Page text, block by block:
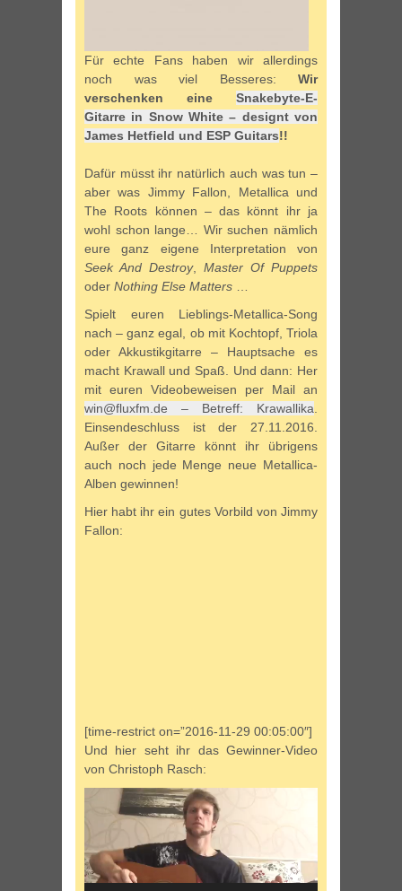
Für echte Fans haben wir allerdings
noch was viel Besseres: Wir
verschenken eine Snakebyte-E-
Gitarre in Snow White – designt von
James Hetfield und ESP Guitars!!
Dafür müsst ihr natürlich auch was tun –
aber was Jimmy Fallon, Metallica und
The Roots können – das könnt ihr ja
wohl schon lange… Wir suchen nämlich
eure ganz eigene Interpretation von
Seek And Destroy, Master Of Puppets
oder Nothing Else Matters …
Spielt euren Lieblings-Metallica-Song
nach – ganz egal, ob mit Kochtopf, Triola
oder Akkustikgitarre – Hauptsache es
macht Krawall und Spaß. Und dann: Her
mit euren Videobeweisen per Mail an
win@fluxfm.de – Betreff: Krawallika.
Einsendeschluss ist der 27.11.2016.
Außer der Gitarre könnt ihr übrigens
auch noch jede Menge neue Metallica-
Alben gewinnen!
Hier habt ihr ein gutes Vorbild von Jimmy
Fallon:
[time-restrict on=”2016-11-29 00:05:00″]
Und hier seht ihr das Gewinner-Video
von Christoph Rasch:
Player